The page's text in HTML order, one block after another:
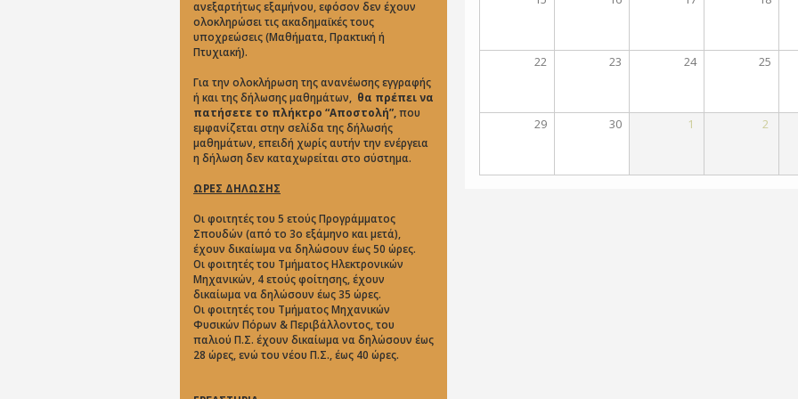
ανεξαρτήτως εξαμήνου, εφόσον δεν έχουν
ολοκληρώσει τις ακαδημαϊκές τους
υποχρεώσεις (Μαθήματα, Πρακτική ή
Πτυχιακή).
Για την ολοκλήρωση της ανανέωσης εγγραφής
ή και της δήλωσης μαθημάτων, θα πρέπει να
πατήσετε το πλήκτρο “Aποστολή”, που
εμφανίζεται στην σελίδα της δήλωσής
μαθημάτων, επειδή χωρίς αυτήν την ενέργεια
η δήλωση δεν καταχωρείται στο σύστημα.
ΩΡΕΣ ΔΗΛΩΣΗΣ
Οι φοιτητές του 5 ετούς Προγράμματος
Σπουδών (από το 3ο εξάμηνο και μετά),
έχουν δικαίωμα να δηλώσουν έως 50 ώρες.
Οι φοιτητές του Τμήματος Ηλεκτρονικών
Μηχανικών, 4 ετούς φοίτησης, έχουν
δικαίωμα να δηλώσουν έως 35 ώρες.
Οι φοιτητές του Τμήματος Μηχανικών
Φυσικών Πόρων & Περιβάλλοντος, του
παλιού Π.Σ. έχουν δικαίωμα να δηλώσουν έως
28 ώρες, ενώ του νέου Π.Σ., έως 40 ώρες.
22 23 24 25
29 30 1 2